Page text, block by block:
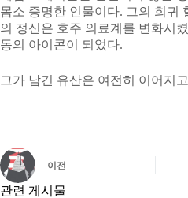
몸소 증명한 인물이다. 그의 희귀
의 정신은 호주 의료계를 변화시
동의 아이콘이 되었다.
그가 남긴 유산은 여전히 이어지
이전
관련 게시물